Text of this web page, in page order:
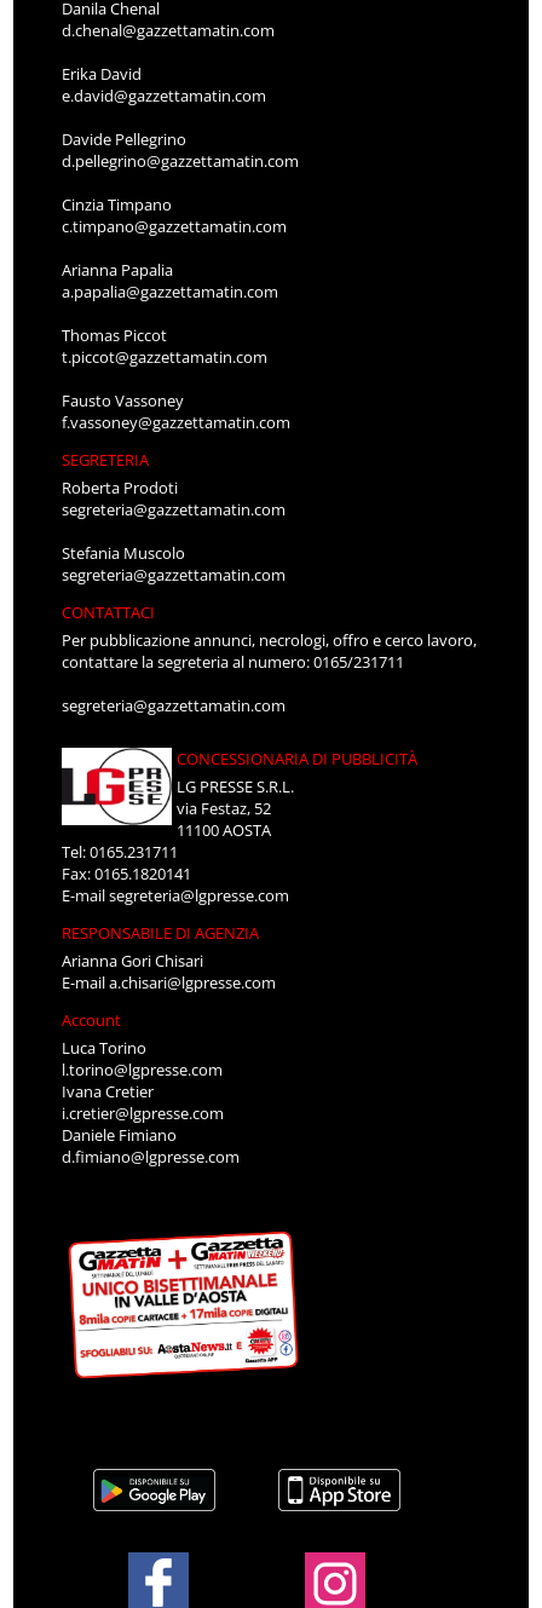
Danila Chenal
d.chenal@gazzettamatin.com
Erika David
e.david@gazzettamatin.com
Davide Pellegrino
d.pellegrino@gazzettamatin.com
Cinzia Timpano
c.timpano@gazzettamatin.com
Arianna Papalia
a.papalia@gazzettamatin.com
Thomas Piccot
t.piccot@gazzettamatin.com
Fausto Vassoney
f.vassoney@gazzettamatin.com
SEGRETERIA
Roberta Prodoti
segreteria@gazzettamatin.com
Stefania Muscolo
segreteria@gazzettamatin.com
CONTATTACI
Per pubblicazione annunci, necrologi, offro e cerco lavoro,
contattare la segreteria al numero: 0165/231711
segreteria@gazzettamatin.com
CONCESSIONARIA DI PUBBLICITÀ
LG PRESSE S.R.L.
via Festaz, 52
11100 AOSTA
Tel: 0165.231711
Fax: 0165.1820141
E-mailsegreteria@lgpresse.com
RESPONSABILE DI AGENZIA
Arianna Gori Chisari
E-maila.chisari@lgpresse.com
Account
Luca Torino
l.torino@lgpresse.com
Ivana Cretier
i.cretier@lgpresse.com
Daniele Fimiano
d.fimiano@lgpresse.com